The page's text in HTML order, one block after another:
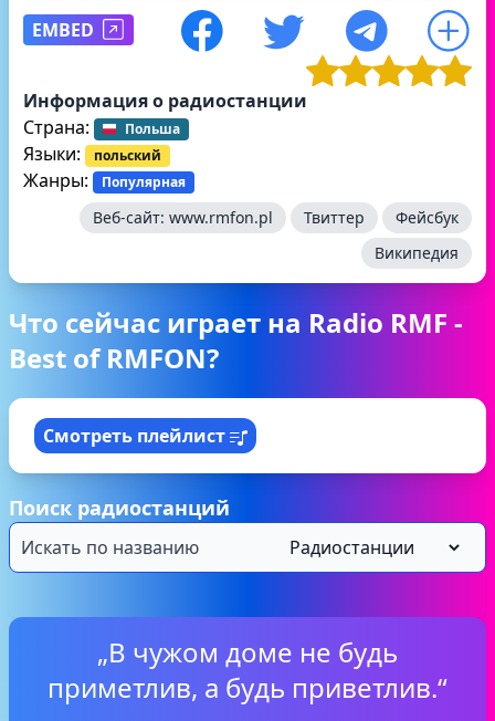
EMBED
Информация о радиостанции
Страна:
Польша
Языки: польский
Жанры: Популярная
Веб-сайт: www.rmfon.pl Твиттер
Фейсбук
Википедия
Что сейчас играет на Radio RMF -
Best of RMFON?
Смотреть плейлист
Поиск радиостанций
„В чужом доме не будь
приметлив, а будь приветлив.“